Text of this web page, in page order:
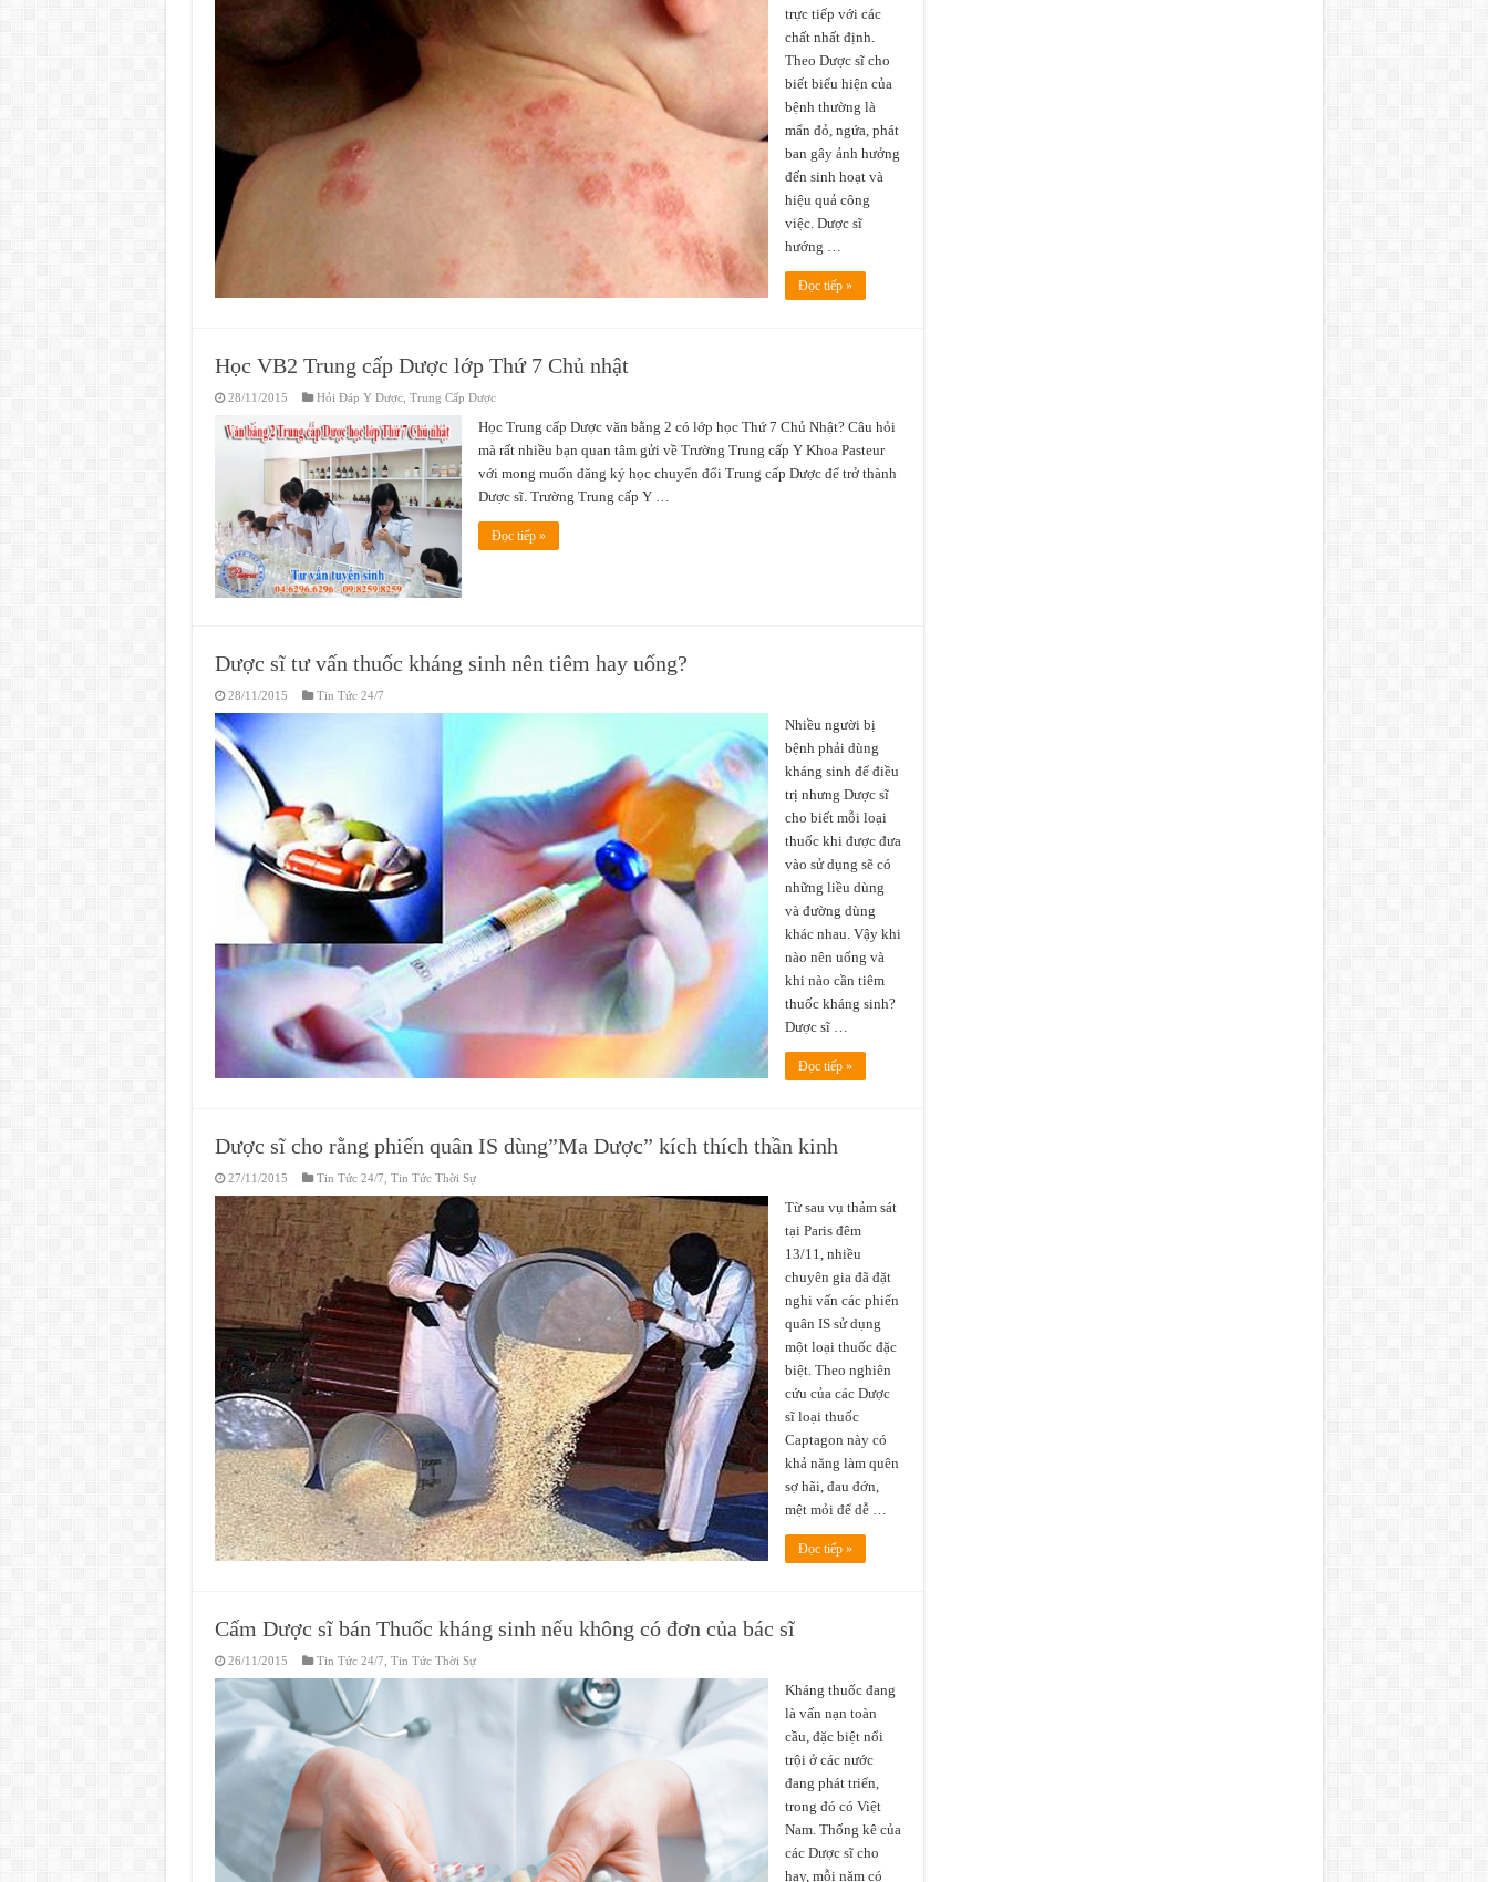
trực tiếp với các
chất nhất định.
Theo Dược sĩ cho
biết biểu hiện của
bệnh thường là
mẩn đỏ, ngứa, phát
ban gây ảnh hưởng
đến sinh hoạt và
hiệu quả công
việc. Dược sĩ
hướng …
Đọc tiếp »
Học VB2 Trung cấp Dược lớp Thứ 7 Chủ nhật
28/11/2015 Hỏi Đáp Y Dược, Trung Cấp Dược
Học Trung cấp Dược văn bằng 2 có lớp học Thứ 7 Chủ Nhật? Câu hỏi
mà rất nhiều bạn quan tâm gửi về Trường Trung cấp Y Khoa Pasteur
với mong muốn đăng ký học chuyển đổi Trung cấp Dược để trở thành
Dược sĩ. Trường Trung cấp Y …
Đọc tiếp »
Dược sĩ tư vấn thuốc kháng sinh nên tiêm hay uống?
28/11/2015 Tin Tức 24/7
Nhiều người bị
bệnh phải dùng
kháng sinh để điều
trị nhưng Dược sĩ
cho biết mỗi loại
thuốc khi được đưa
vào sử dụng sẽ có
những liều dùng
và đường dùng
khác nhau. Vậy khi
nào nên uống và
khi nào cần tiêm
thuốc kháng sinh?
Dược sĩ …
Đọc tiếp »
Dược sĩ cho rằng phiến quân IS dùng”Ma Dược” kích thích thần kinh
27/11/2015 Tin Tức 24/7 Tin Tức Thời Sự
Từ sau vụ thảm sát
tại Paris đêm
13/11, nhiều
chuyên gia đã đặt
nghi vấn các phiến
quân IS sử dụng
một loại thuốc đặc
biệt. Theo nghiên
cứu của các Dược
sĩ loại thuốc
Captagon này có
khả năng làm quên
sợ hãi, đau đớn,
mệt mỏi để dễ …
Đọc tiếp »
Cấm Dược sĩ bán Thuốc kháng sinh nếu không có đơn của bác sĩ
26/11/2015 Tin Tức 24/7 Tin Tức Thời Sự
Kháng thuốc đang
là vấn nạn toàn
cầu, đặc biệt nổi
trội ở các nước
đang phát triển,
trong đó có Việt
Nam. Thống kê của
các Dược sĩ cho
hay, mỗi năm có